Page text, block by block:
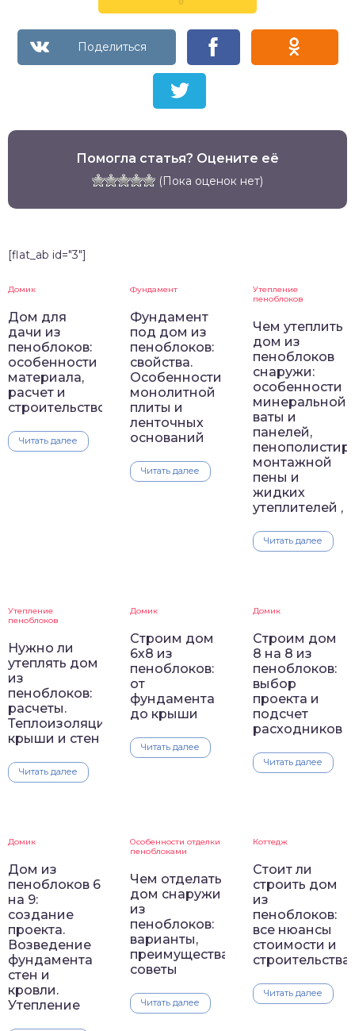
Помогла статья? Оцените её
(Пока оценок нет)
[flat_ab id="3"]
Домик
Дом для
дачи из
пеноблоков:
особенности
материала,
расчет и
строительство
Читать далее
Фундамент
Фундамент
под дом из
пеноблоков:
свойства.
Особенности
монолитной
плиты и
ленточных
оснований
Читать далее
Утепление
пеноблоков
Чем утеплить
дом из
пеноблоков
снаружи:
особенности
минеральной
ваты и
панелей,
монтажной
пены и
жидких
утеплителей ,
Читать далее
Утепление
пеноблоков
Нужно ли
утеплять дом
из
пеноблоков:
расчеты.
Теплоизоляция
крыши и стен
Читать далее
Домик
Строим дом
6х8 из
пеноблоков:
от
фундамента
до крыши
Читать далее
Домик
Строим дом
8 на 8 из
пеноблоков:
выбор
проекта и
подсчет
расходников
Читать далее
Домик
Дом из
пеноблоков 6
на 9:
создание
проекта.
Возведение
фундамента
стен и
кровли.
Утепление
Особенности отделки
пеноблоками
Чем отделать
дом снаружи
из
пеноблоков:
варианты,
преимущества,
советы
Читать далее
Коттедж
Стоит ли
строить дом
из
пеноблоков:
все нюансы
стоимости и
строительства
Читать далее